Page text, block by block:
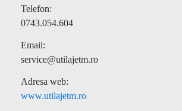
Telefon:
0743.054.604
Email:
service@utilajetm.ro
Adresa web:
www.utilajetm.ro